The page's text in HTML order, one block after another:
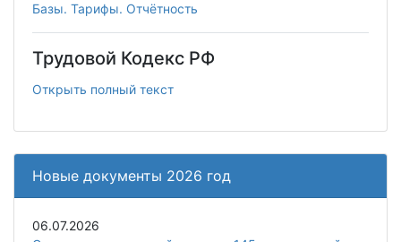
Базы. Тарифы. Отчётность
Трудовой Кодекс РФ
Открыть полный текст
Новые документы 2026 год
06.07.2026